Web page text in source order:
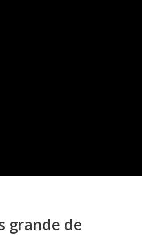
grande de